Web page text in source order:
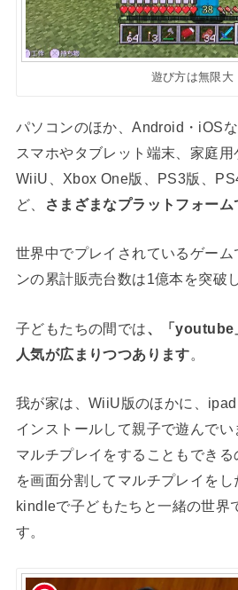
遊び方は無限大
パソコンのほか、Android・iOS
スマホやタブレット端末、家庭
WiiU、Xbox One版、PS3版、
ど、
さまざまなプラットフォーム
世界中でプレイされているゲーム
ンの累計販売台数は1億本を突破
子どもたちの間では 、「
人気が広まりつつあります
我が家は、WiiU版のほかに、
インストールして親子で遊んでい
マルチプレイをすることもでき
を画面分割してマルチプレイをし
kindleで子どもたちと一緒の世界
す。